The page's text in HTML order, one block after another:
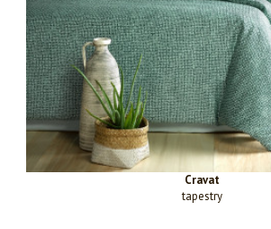
Cravat
tapestry